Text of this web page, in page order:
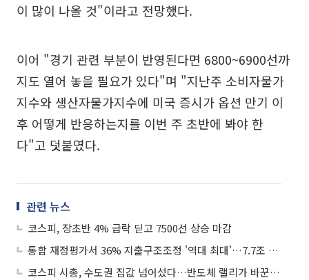
이 많이 나올 것"이라고 전망했다.
이어 "경기 관련 부분이 반영된다면 6800~6900선까
지도 열어 놓을 필요가 있다"며 "지난주 소비자물가
지수와 생산자물가지수에 미국 증시가 옵션 만기 이
후 어떻게 반응하는지를 이번 주 초반에 봐야 한
다"고 덧붙였다.
관련 뉴스
코스피, 장초반 4% 급락 딛고 7500선 상승 마감
통합 재정평가서 36% 지출구조조정 '역대 최대'…7.7조 절감
코스피 시총, 수도권 집값 넘어섰다…반도체 랠리가 바꾼 자산지형